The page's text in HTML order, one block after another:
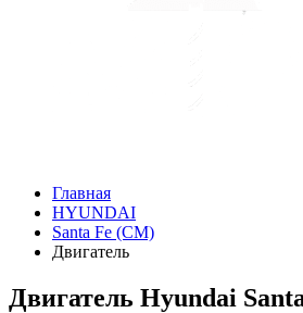
Главная
HYUNDAI
Santa Fe (CM)
Двигатель
Двигатель Hyundai